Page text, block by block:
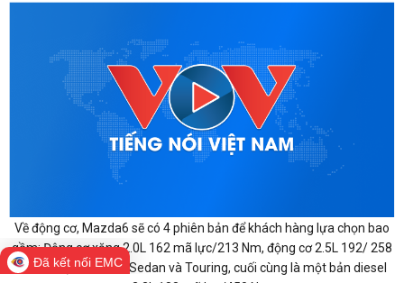
Về động cơ, Mazda6 sẽ có 4 phiên bản để khách hàng lựa chọn bao
gồm: Động cơ xăng 2.0L 162 mã lực/213 Nm, động cơ 2.5L 192/ 258
Nm mã lực cho bản Sedan và Touring, cuối cùng là một bản diesel
Đã kết nối EMC